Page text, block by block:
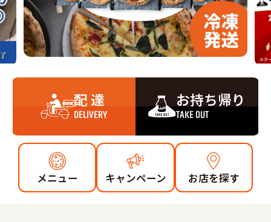
配 達
DELIVERY
お持ち帰り
TAKE OUT
メニュー キャンペーン お店を探す